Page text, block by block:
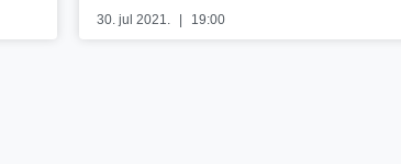
30. jul 2021. 19:00